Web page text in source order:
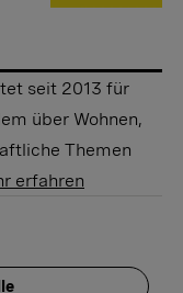
seit 2013 für
über Wohnen,
Themen
erfahren